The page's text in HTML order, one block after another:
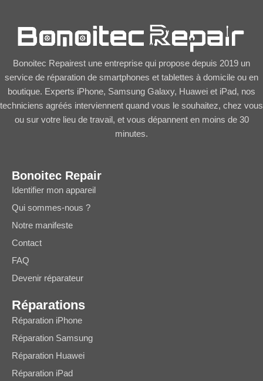
Bonoitec Repairest une entreprise qui propose depuis 2019 un
service de réparation de smartphones et tablettes à domicile ou en
boutique. Experts iPhone, Samsung Galaxy, Huawei et iPad, nos
techniciens agréés interviennent quand vous le souhaitez, chez vous
ou sur votre lieu de travail, et vous dépannent en moins de 30
minutes.
Bonoitec Repair
Identifier mon appareil
Qui sommes-nous ?
Notre manifeste
Contact
FAQ
Devenir réparateur
Réparations
Réparation iPhone
Réparation Samsung
Réparation Huawei
Réparation iPad